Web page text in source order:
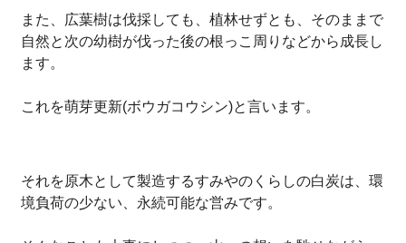
また、広葉樹は伐採しても、植林せずとも、そのままで
自然と次の幼樹が伐った後の根っこ周りなどから成長し
ます。
これを萌芽更新(ボウガコウシン)と言います。
それを原木として製造するすみやのくらしの白炭は、環
境負荷の少ない、永続可能な営みです。